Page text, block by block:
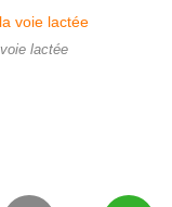
lactée